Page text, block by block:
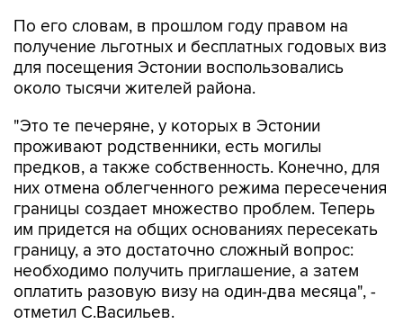
По его словам, в прошлом году правом на
получение льготных и бесплатных годовых виз
для посещения Эстонии воспользовались
около тысячи жителей района.
"Это те печеряне, у которых в Эстонии
проживают родственники, есть могилы
предков, а также собственность. Конечно, для
них отмена облегченного режима пересечения
границы создает множество проблем. Теперь
им придется на общих основаниях пересекать
границу, а это достаточно сложный вопрос:
необходимо получить приглашение, а затем
оплатить разовую визу на один-два месяца", -
отметил С.Васильев.